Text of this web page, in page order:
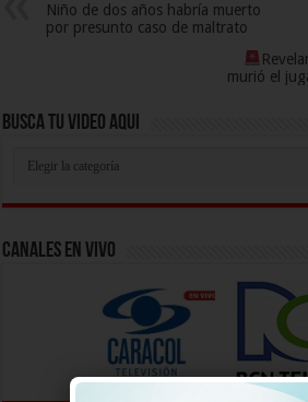
Niño de dos años habría muerto
por presunto caso de maltrato
murió el
Busca Tu Video Aqui
Aqui
Canales En Vivo